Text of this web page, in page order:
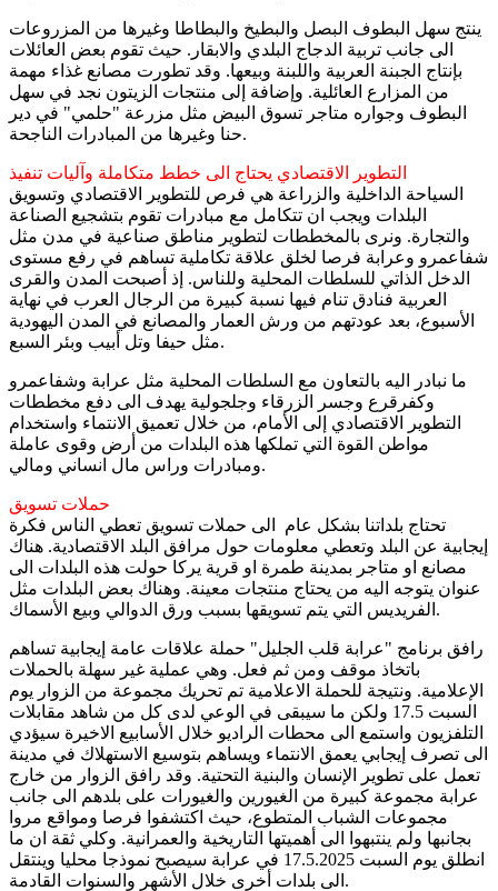
ينتج سهل البطوف البصل والبطيخ والبطاطا وغيرها من المزروعات
الى جانب تربية الدجاج البلدي والابقار. حيث تقوم بعض العائلات
بإنتاج الجبنة العربية واللبنة وبيعها. وقد تطورت مصانع غذاء مهمة
من المزارع العائلية. وإضافة إلى منتجات الزيتون نجد في سهل
البطوف وجواره متاجر تسوق البيض مثل مزرعة "حلمي" في دير
حنا وغيرها من المبادرات الناجحة.
التطوير الاقتصادي يحتاج الى خطط متكاملة وآليات تنفيذ
السياحة الداخلية والزراعة هي فرص للتطوير الاقتصادي وتسويق
البلدات ويجب ان تتكامل مع مبادرات تقوم بتشجيع الصناعة
والتجارة. ونرى بالمخططات لتطوير مناطق صناعية في مدن مثل
شفاعمرو وعرابة فرصا لخلق علاقة تكاملية تساهم في رفع مستوى
الدخل الذاتي للسلطات المحلية وللناس. إذ أصبحت المدن والقرى
العربية فنادق تنام فيها نسبة كبيرة من الرجال العرب في نهاية
الأسبوع، بعد عودتهم من ورش العمار والمصانع في المدن اليهودية
مثل حيفا وتل أبيب وبئر السبع.
ما نبادر اليه بالتعاون مع السلطات المحلية مثل عرابة وشفاعمرو
وكفرقرع وجسر الزرقاء وجلجولية يهدف الى دفع مخططات
التطوير الاقتصادي إلى الأمام، من خلال تعميق الانتماء واستخدام
مواطن القوة التي تملكها هذه البلدات من أرض وقوى عاملة
ومبادرات وراس مال انساني ومالي.
حملات تسويق
تحتاج بلداتنا بشكل عام الى حملات تسويق تعطي الناس فكرة
إيجابية عن البلد وتعطي معلومات حول مرافق البلد الاقتصادية. هناك
مصانع او متاجر بمدينة طمرة او قرية يركا حولت هذه البلدات الى
عنوان يتوجه اليه من يحتاج منتجات معينة. وهناك بعض البلدات مثل
الفريديس التي يتم تسويقها بسبب ورق الدوالي وبيع الأسماك.
رافق برنامج "عرابة قلب الجليل" حملة علاقات عامة إيجابية تساهم
باتخاذ موقف ومن ثم فعل. وهي عملية غير سهلة بالحملات
الإعلامية. ونتيجة للحملة الاعلامية تم تحريك مجموعة من الزوار يوم
السبت 17.5 ولكن ما سيبقى في الوعي لدى كل من شاهد مقابلات
التلفزيون واستمع الى محطات الراديو خلال الأسابيع الاخيرة سيؤدي
الى تصرف إيجابي يعمق الانتماء ويساهم بتوسيع الاستهلاك في مدينة
تعمل على تطوير الإنسان والبنية التحتية. وقد رافق الزوار من خارج
عرابة مجموعة كبيرة من الغيورين والغيورات على بلدهم الى جانب
مجموعات الشباب المتطوع، حيث اكتشفوا فرصا ومواقع مروا
بجانبها ولم ينتبهوا الى أهميتها التاريخية والعمرانية. وكلي ثقة ان ما
انطلق يوم السبت 17.5.2025 في عرابة سيصبح نموذجا محليا وينتقل
الى بلدات أخرى خلال الأشهر والسنوات القادمة.